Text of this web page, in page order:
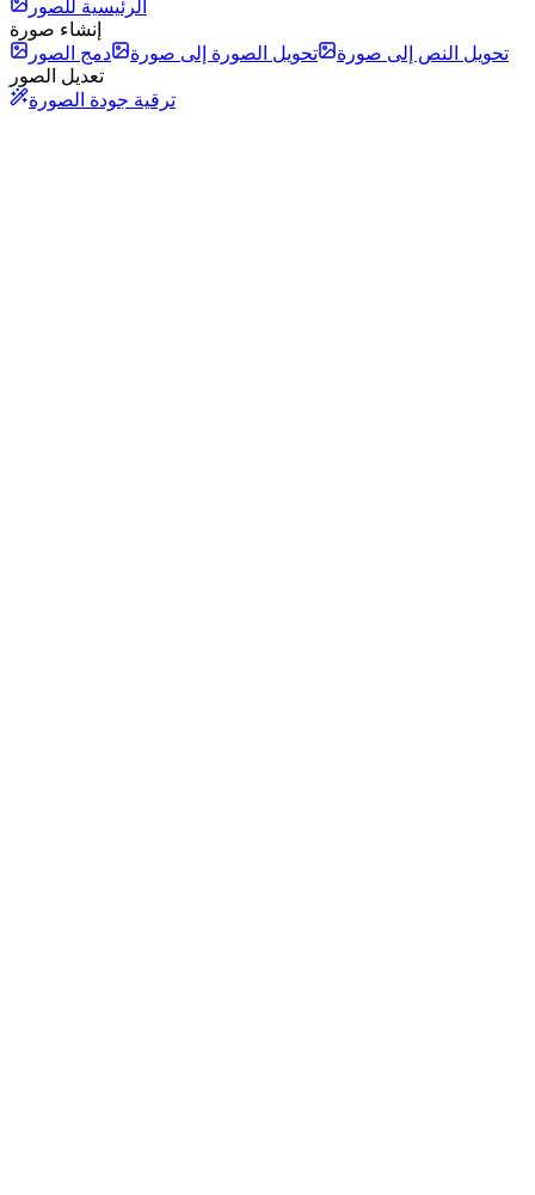
الرئيسية للصور
إنشاء صورة
تحويل النص إلى صورة
تحويل الصورة إلى صورة
دمج الصور
تعديل الصور
ترقية جودة الصورة